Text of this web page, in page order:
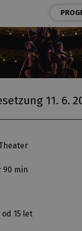
11. 6.
90 min
od 15 let